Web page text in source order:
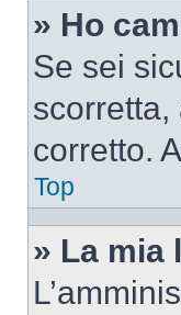
» Ho
Se sei
scorretta,
corretto.
Top
» La mia